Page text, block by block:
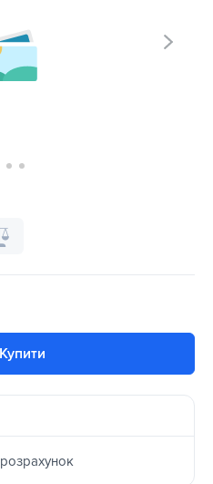
Купити